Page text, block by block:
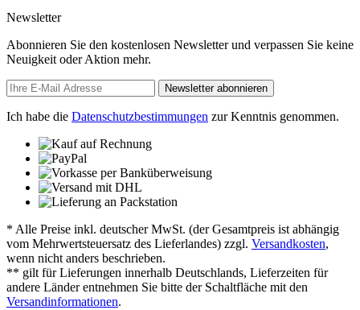
Newsletter
Abonnieren Sie den kostenlosen Newsletter und verpassen Sie keine
Neuigkeit oder Aktion mehr.
Newsletter abonnieren
Ich habe die Datenschutzbestimmungen zur Kenntnis genommen.
* Alle Preise inkl. deutscher MwSt. (der Gesamtpreis ist abhängig
vom Mehrwertsteuersatz des Lieferlandes) zzgl. Versandkosten,
wenn nicht anders beschrieben.
** gilt für Lieferungen innerhalb Deutschlands, Lieferzeiten für
andere Länder entnehmen Sie bitte der Schaltfläche mit den
Versandinformationen.